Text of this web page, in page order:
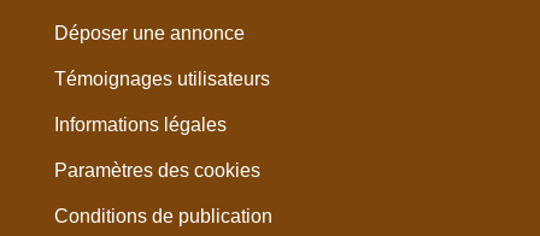
Déposer une annonce
Témoignages utilisateurs
Informations légales
Paramètres des cookies
Conditions de publication